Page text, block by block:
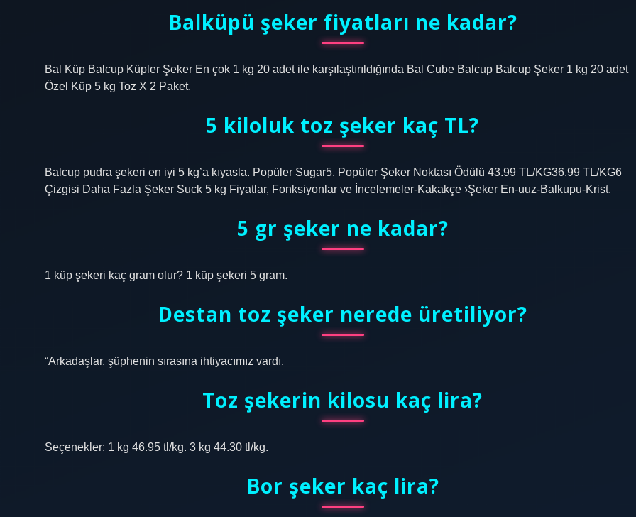
Balküpü şeker fiyatları ne kadar?
Bal Küp Balcup Küpler Şeker En çok 1 kg 20 adet ile karşılaştırıldığında Bal Cube Balcup Balcup Şeker 1 kg 20 adet
Özel Küp 5 kg Toz X 2 Paket.
5 kiloluk toz şeker kaç TL?
Balcup pudra şekeri en iyi 5 kg’a kıyasla. Popüler Sugar5. Popüler Şeker Noktası Ödülü 43.99 TL/KG36.99 TL/KG6
Çizgisi Daha Fazla Şeker Suck 5 kg Fiyatlar, Fonksiyonlar ve İncelemeler-Kakakçe ›Şeker En-uuz-Balkupu-Krist.
5 gr şeker ne kadar?
1 küp şekeri kaç gram olur? 1 küp şekeri 5 gram.
Destan toz şeker nerede üretiliyor?
“Arkadaşlar, şüphenin sırasına ihtiyacımız vardı.
Toz şekerin kilosu kaç lira?
Seçenekler: 1 kg 46.95 tl/kg. 3 kg 44.30 tl/kg.
Bor şeker kaç lira?